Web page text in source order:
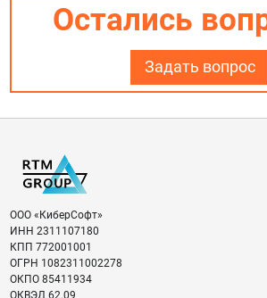
Остались
Задать вопрос
ООО «КиберСофт»
ИНН 2311107180
КПП 772001001
ОГРН 1082311002278
ОКПО 85411934
ОКВЭД 62.09